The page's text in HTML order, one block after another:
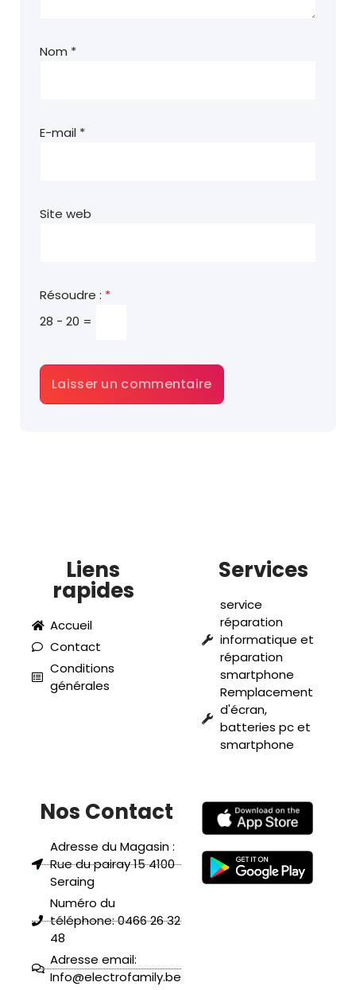
Nom *
E-mail *
Site web
Résoudre : *
28 − 20 =
Liens
rapides
Accueil
Contact
Conditions
générales
Services
service
réparation
informatique et
réparation
smartphone
Remplacement
d'écran,
batteries pc et
smartphone
Nos Contact
Adresse du Magasin :
Rue du pairay 15 4100
Seraing
Numéro du
téléphone: 0466 26 32
48
Adresse email:
Info@electrofamily.be